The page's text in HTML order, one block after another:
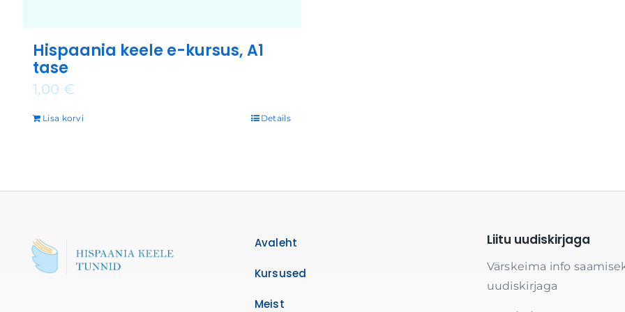
Hispaania keele e-kursus, A1
tase
1,00 €
Lisa korvi Details
Avaleht
Kursused
Meist
Liitu uudiskirjaga
Värskeima info
uudiskirjaga